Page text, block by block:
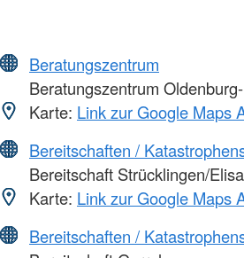
Beratungszentrum
Beratungszentrum
Karte: Link zur Google Maps
Bereitschaften /
Bereitschaft Strücklingen/
Karte: Link zur Google Maps
Bereitschaften /